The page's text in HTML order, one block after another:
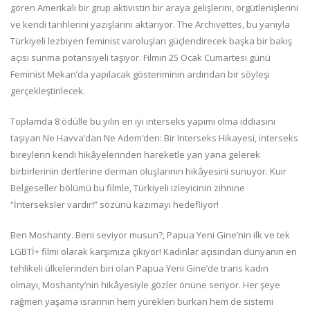
gören Amerikalı bir grup aktivistin bir araya gelişlerini, örgütlenişlerini
ve kendi tarihlerini yazışlarını aktarıyor. The Archivettes, bu yanıyla
Türkiyeli lezbiyen feminist varoluşları güçlendirecek başka bir bakış
açısı sunma potansiyeli taşıyor. Filmin 25 Ocak Cumartesi günü
Feminist Mekan’da yapılacak gösteriminin ardından bir söyleşi
gerçekleştirilecek.
Toplamda 8 ödülle bu yılın en iyi interseks yapımı olma iddiasını
taşıyan Ne Havva’dan Ne Adem’den: Bir Interseks Hikayesi, interseks
bireylerin kendi hikâyelerinden hareketle yan yana gelerek
birbirlerinin dertlerine derman oluşlarının hikâyesini sunuyor. Kuir
Belgeseller bölümü bu filmle, Türkiyeli izleyicinin zihnine
“İnterseksler vardır!” sözünü kazımayı hedefliyor!
Ben Moshanty. Beni seviyor musun?, Papua Yeni Gine’nin ilk ve tek
LGBTİ+ filmi olarak karşımıza çıkıyor! Kadınlar açısından dünyanın en
tehlikeli ülkelerinden biri olan Papua Yeni Gine’de trans kadın
olmayı, Moshanty’nin hikâyesiyle gözler önüne seriyor. Her şeye
rağmen yaşama ısrarının hem yürekleri burkan hem de sistemi